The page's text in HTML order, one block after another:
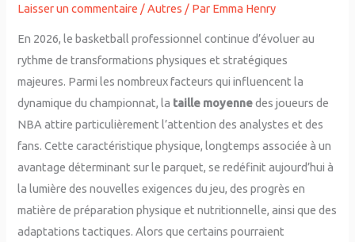
Laisser un commentaire /Autres / Par Emma Henry
En 2026, le basketball professionnel continue d’évoluer au
rythme de transformations physiques et stratégiques
majeures. Parmi les nombreux facteurs qui influencent la
dynamique du championnat, la taille moyennedes joueurs de
NBA attire particulièrement l’attention des analystes et des
fans. Cette caractéristique physique, longtemps associée à un
avantage déterminant sur le parquet, se redéfinit aujourd’hui à
la lumière des nouvelles exigences du jeu, des progrès en
matière de préparation physique et nutritionnelle, ainsi que des
adaptations tactiques. Alors que certains pourraient